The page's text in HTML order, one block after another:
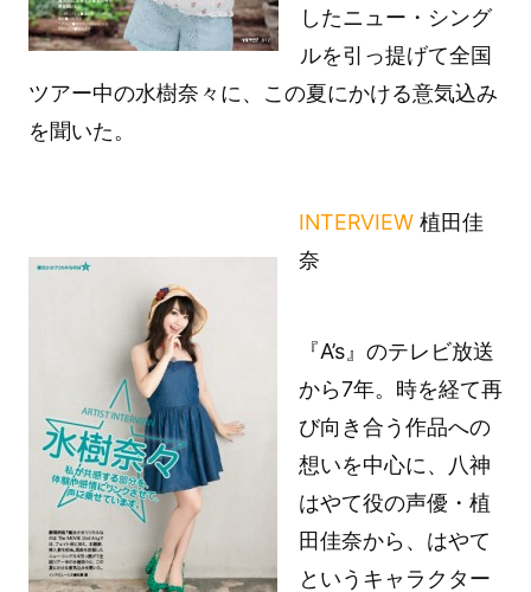
したニュー・シング
ルを引っ提げて全国
ツアー中の水樹奈々に、この夏にかける意気込み
を聞いた。
INTERVIEW植田佳
奈
『A’s』のテレビ放送
から7年。時を経て再
び向き合う作品への
想いを中心に、八神
はやて役の声優・植
田佳奈から、はやて
というキャラクター